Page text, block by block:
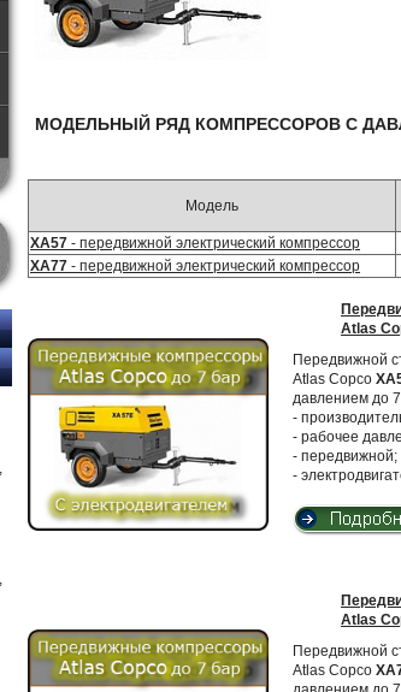
МОДЕЛЬНЫЙ РЯД КОМПРЕССОРОВ С
Модель
XA57 - передвижной электрический компрессор
XA77 - передвижной электрический компрессор
Atlas
Передвижной
Atlas Copco
давлением до
-
- рабочее
- передвижной;
-
Atlas
Передвижной
Atlas Copco